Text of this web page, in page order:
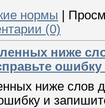
нормы
(0)
ниже
ниже слов
и